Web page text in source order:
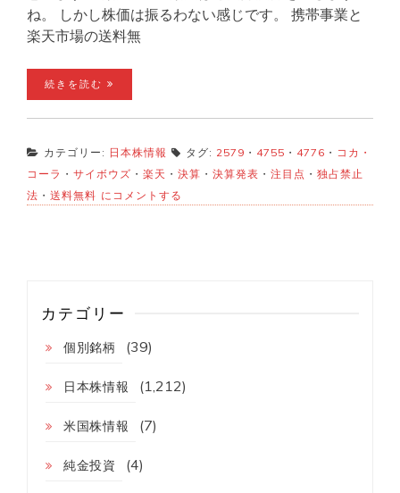
ね。 しかし株価は振るわない感じです。 携帯事業と
楽天市場の送料無
続きを読む
カテゴリー: 日本株情報 タグ: 2579 ・ 4755 ・ 4776 ・ コカ・
コーラ ・ サイボウズ ・ 楽天 ・ 決算 ・ 決算発表 ・ 注目点 ・ 独占禁止
法 ・ 送料無料 【本
日
楽
コ
コ
サ
ボ
にコメントする
カテゴリー
個別銘柄 (39)
日本株情報 (1,212)
米国株情報 (7)
純金投資 (4)